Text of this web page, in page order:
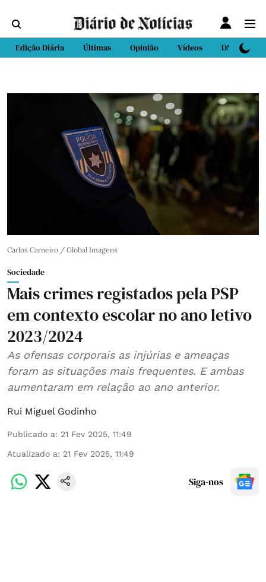
Edição Diária Últimas Opinião Vídeos DN Sport
Carlos Carneiro / Global Imagens
Sociedade
Mais crimes registados pela PSP
em contexto escolar no ano letivo
2023/2024
As ofensas corporais as injúrias e ameaças
foram as situações mais frequentes. E ambas
aumentaram em relação ao ano anterior.
Rui Miguel Godinho
Publicado a: 21 Fev 2025, 11:49
Atualizado a: 21 Fev 2025, 11:49
Siga-nos